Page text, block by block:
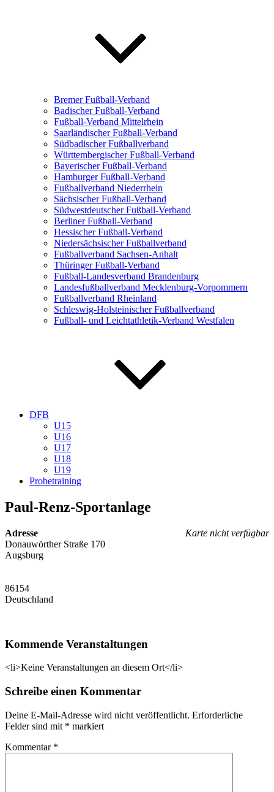
Bremer Fußball-Verband
Badischer Fußball-Verband
Fußball-Verband Mittelrhein
Saarländischer Fußball-Verband
Südbadischer Fußballverband
Württembergischer Fußball-Verband
Bayerischer Fußball-Verband
Hamburger Fußball-Verband
Fußballverband Niederrhein
Sächsischer Fußball-Verband
Südwestdeutscher Fußball-Verband
Berliner Fußball-Verband
Hessischer Fußball-Verband
Niedersächsischer Fußballverband
Fußballverband Sachsen-Anhalt
Thüringer Fußball-Verband
Fußball-Landesverband Brandenburg
Landesfußballverband Mecklenburg-Vorpommern
Fußballverband Rheinland
Schleswig-Holsteinischer Fußballverband
Fußball- und Leichtathletik-Verband Westfalen
DFB
U15
U16
U17
U18
U19
Probetraining
Paul-Renz-Sportanlage
Karte nicht verfügbar
Adresse
Donauwörther Straße 170
Augsburg
86154
Deutschland
Kommende Veranstaltungen
<li>Keine Veranstaltungen an diesem Ort</li>
Schreibe einen Kommentar
Deine E-Mail-Adresse wird nicht veröffentlicht. Erforderliche
Felder sind mit * markiert
Kommentar *